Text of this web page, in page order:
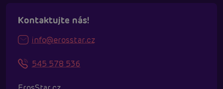
Kontaktujte nás!
info@erosstar.cz
545 578 536